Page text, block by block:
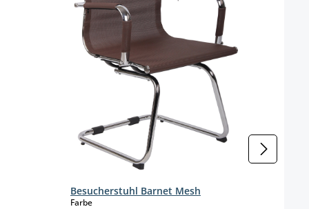
Besucherstuhl Barnet Mesh
Farbeauswählen